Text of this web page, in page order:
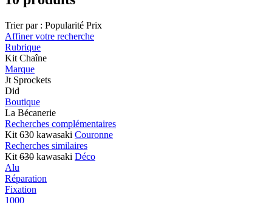
Trier par : Popularité Prix
Affiner votre recherche
Rubrique
Kit Chaîne
Marque
Jt Sprockets
Did
Boutique
La Bécanerie
Recherches complémentaires
Kit 630 kawasaki Couronne
Recherches similaires
Kit 630 kawasaki Déco
Alu
Réparation
Fixation
1000